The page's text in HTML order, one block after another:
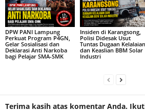
DPW PANI Lampung
Perkuat Program P4GN,
Gelar Sosialisasi dan
Deklarasi Anti Narkoba
bagi Pelajar SMA-SMK
Insiden di Karangsong,
Polisi Didesak Usut
Tuntas Dugaan Kelalaian
dan Keaslian BBM Solar
Industri
Terima kasih atas komentar Anda.